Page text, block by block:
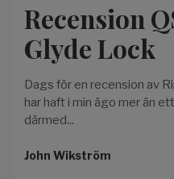
Recension
Glyde Lock
Dags för en recension av
har haft i min ägo mer än
därmed...
John Wikström